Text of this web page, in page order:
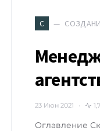
С
23 Июн 2021
Оглавление